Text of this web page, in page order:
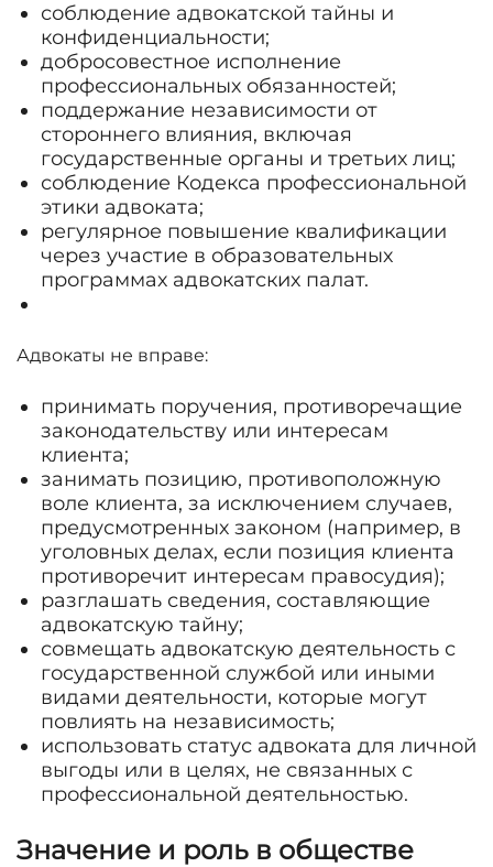
соблюдение адвокатской тайны и
конфиденциальности;
добросовестное исполнение
профессиональных обязанностей;
поддержание независимости от
стороннего влияния, включая
государственные органы и третьих лиц;
соблюдение Кодекса профессиональной
этики адвоката;
регулярное повышение квалификации
через участие в образовательных
программах адвокатских палат.
Адвокаты не вправе:
принимать поручения, противоречащие
законодательству или интересам
клиента;
занимать позицию, противоположную
воле клиента, за исключением случаев,
предусмотренных законом (например, в
уголовных делах, если позиция клиента
противоречит интересам правосудия);
разглашать сведения, составляющие
адвокатскую тайну;
совмещать адвокатскую деятельность с
государственной службой или иными
видами деятельности, которые могут
повлиять на независимость;
использовать статус адвоката для личной
выгоды или в целях, не связанных с
профессиональной деятельностью.
Значение и роль в обществе